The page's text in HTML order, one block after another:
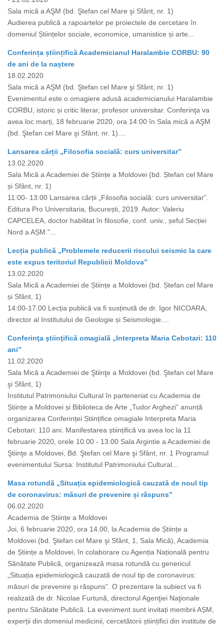
Sala mică a AŞM (bd. Ştefan cel Mare şi Sfânt, nr. 1)
Audierea publică a rapoartelor pe proiectele de cercetare în
domeniul Științelor sociale, economice, umanistice și arte...
Conferința științifică Academicianul Haralambie CORBU: 90
de ani de la naștere
18.02.2020
Sala mică a AŞM (bd. Ştefan cel Mare şi Sfânt, nr. 1)
Evenimentul este o omagiere adusă academicianului Haralambie
CORBU, istoric și critic literar, profesor universitar. Conferinţa va
avea loc marți, 18 februarie 2020, ora 14:00 în Sala mică a AŞM
(bd. Ştefan cel Mare şi Sfânt, nr. 1)....
Lansarea cărții „Filosofia socială: curs universitar”
13.02.2020
Sala Mică a Academiei de Științe a Moldovei (bd. Ștefan cel Mare
și Sfânt, nr. 1)
11:00- 13:00 Lansarea cărții „Filosofia socială: curs universitar”.
Editura Pro Universitaria, București, 2019. Autor: Valeriu
CAPCELEA, doctor habilitat în filosofie, conf. univ., șeful Secției
Nord a AȘM."...
Lecția publică „Problemele reducerii riscului seismic la care
este expus teritoriul Republicii Moldova”
13.02.2020
Sala Mică a Academiei de Științe a Moldovei (bd. Ștefan cel Mare
și Sfânt, 1)
14:00-17:00 Lecția publică va fi susținută de dr. Igor NICOARA,
director al Institutului de Geologie și Seismologie....
Conferinţa ştiinţifică omagială „Interpreta Maria Cebotari: 110
ani”
11.02.2020
Sala Mică a Academiei de Ştiinţe a Moldovei (bd. Ştefan cel Mare
şi Sfânt, 1)
Institutul Patrimoniului Cultural în parteneriat cu Academia de
Științe a Moldovei și Biblioteca de Arte „Tudor Arghezi” anunță
organizarea Conferinței Științifice omagiale Interpreta Maria
Cebotari: 110 ani. Manifestarea științifică va avea loc la 11
februarie 2020, orele 10.00 - 13.00 Sala Argintie a Academiei de
Ştiinţe a Moldovei, Bd. Ştefan cel Mare şi Sfânt, nr. 1 Programul
evenimentului Sursa: Institutul Patrimoniului Cultural...
Masa rotundă „Situația epidemiologică cauzată de noul tip
de coronavirus: măsuri de prevenire și răspuns”
06.02.2020
Academia de Științe a Moldovei
Joi, 6 februarie 2020, ora 14.00, la Academia de Științe a
Moldovei (bd. Ştefan cel Mare şi Sfânt, 1, Sala Mică), Academia
de Științe a Moldovei, în colaborare cu Agenția Națională pentru
Sănătate Publică, organizează masa rotundă cu genericul
„Situația epidemiologică cauzată de noul tip de coronavirus:
măsuri de prevenire și răspuns”. O prezentare la subiect va fi
realizată de dr. Nicolae Furtună, directorul Agenţiei Naţionale
pentru Sănătate Publică. La eveniment sunt invitați membrii AȘM,
experții din domeniul medicinii, cercetătorii științifici din institute de